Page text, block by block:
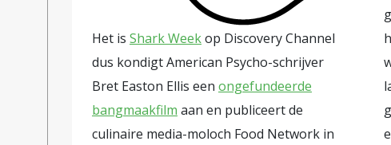
Het is Shark Weekop Discovery Channel
dus kondigt American Psycho-schrijver
Bret Easton Ellis een ongefundeerde
bangmaakfilm aan en publiceert de
culinaire media-moloch Food Network in